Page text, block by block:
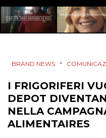
PRODOTTI
CSR
STRATEGIE
BRAND NEWS >
I FRIGORIFERI
DEPOT
NELLA
ALIMENTAIRES